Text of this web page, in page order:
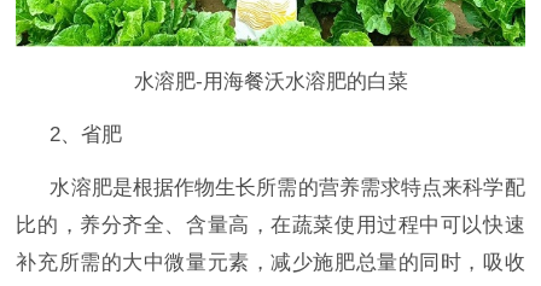
水溶肥-用海餐沃水溶肥的白菜
2、省肥
水溶肥是根据作物生长所需的营养需求特点来科学配
比的，养分齐全、含量高，在蔬菜使用过程中可以快速
补充所需的大中微量元素，减少施肥总量的同时，吸收